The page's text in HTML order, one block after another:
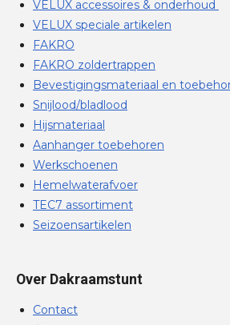
VELUX accessoires & onderhoud
VELUX speciale artikelen
FAKRO
FAKRO zoldertrappen
Bevestigingsmateriaal en
Snijlood/bladlood
Hijsmateriaal
Aanhanger toebehoren
Werkschoenen
Hemelwaterafvoer
TEC7 assortiment
Seizoensartikelen
Over Dakraamstunt
Contact